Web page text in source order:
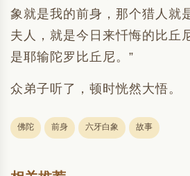
象就是我的前身，那个猎人就
夫人，就是今日来忏悔的比丘
是耶输陀罗比丘尼。”
众弟子听了，顿时恍然大悟。
佛陀 前身 六牙白象 故事